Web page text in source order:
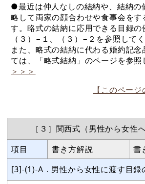
●最近は仲人なしの結納や、結納の
略して両家の顔合わせや食事会をす
す。略式の結納に応用できる目録の
（３）−１、（３）−２を参照してく
また、略式の結納に代わる婚約記
ては、「略式結納」のページを参照
＞＞＞
【このペー
［３］関西式（男性から女性
項目
書き方解説
書
[3]-(1)-A．男性から女性に渡す目録